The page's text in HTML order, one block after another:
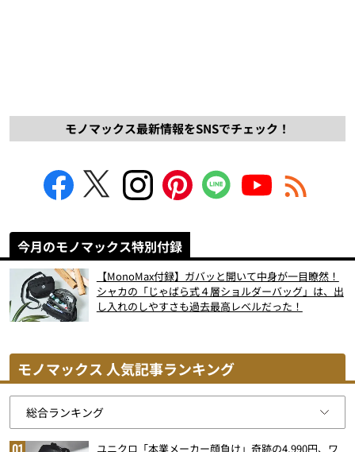
モノマックス最新情報をSNSでチェック！
今月のモノマックス特別付録
【MonoMax付録】ガバッと開いて中身が一目瞭然！
シャカの「じゃばら式４層ショルダーバッグ」は、出
し入れのしやすさも過去最高レベルだった！
モノマックス 人気記事ランキング
ユニクロ「本業メーカー顔負け」奇跡の4,990円、ワ